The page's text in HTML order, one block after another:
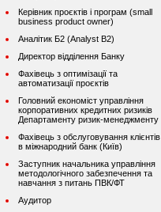
Керівник проєктів і програм (small
business product owner)
Аналітик Б2 (Analyst B2)
Директор відділення Банку
Фахівець з оптимізації та
автоматизації проєктів
Головний економіст управління
корпоративних кредитних ризиків
Департаменту ризик-менеджменту
Фахівець з обслуговування клієнтів
в міжнародний банк (Київ)
Заступник начальника управління
методологічного забезпечення та
навчання з питань ПВК/ФТ
Аудитор